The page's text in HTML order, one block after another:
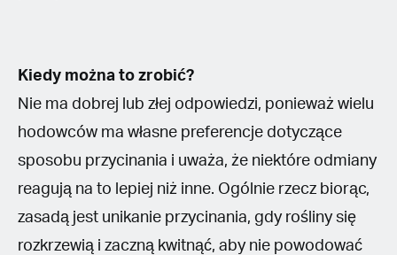
Kiedy można to zrobić?
Nie ma dobrej lub złej odpowiedzi, ponieważ wielu
hodowców ma własne preferencje dotyczące
sposobu przycinania i uważa, że niektóre odmiany
reagują na to lepiej niż inne. Ogólnie rzecz biorąc,
zasadą jest unikanie przycinania, gdy rośliny się
rozkrzewią i zaczną kwitnąć, aby nie powodować